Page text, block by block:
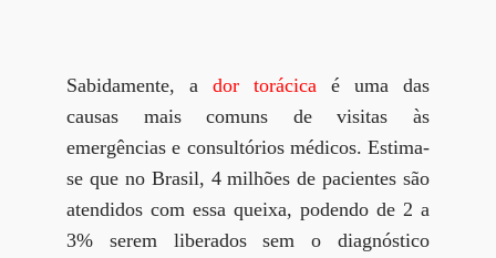
Sabidamente, a dor torácica é uma das
causas mais comuns de visitas às
emergências e consultórios médicos. Estima-
se que no Brasil, 4 milhões de pacientes são
atendidos com essa queixa, podendo de 2 a
3% serem liberados sem o diagnóstico